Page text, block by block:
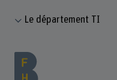
Le département TI